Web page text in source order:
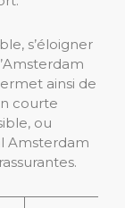
s’éloigner
ainsi de
courte
ou
Amsterdam